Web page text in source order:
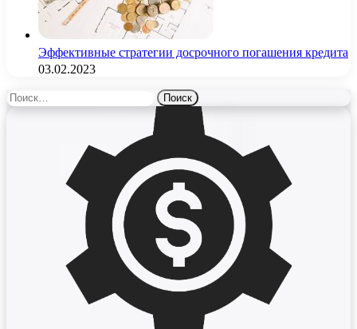
Эффективные стратегии досрочного погашения кредита
03.02.2023
Найти: